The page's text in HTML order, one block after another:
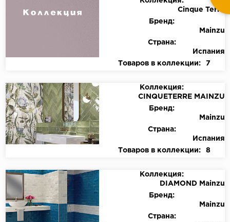
Cinque Terre
Бренд:
Mainzu
Страна:
Испания
Товаров в коллекции:
7
Коллекция:
CINQUETERRE MAINZU
Бренд:
Mainzu
Страна:
Испания
Товаров в коллекции:
8
Коллекция:
DIAMOND Mainzu
Бренд:
Mainzu
Страна: